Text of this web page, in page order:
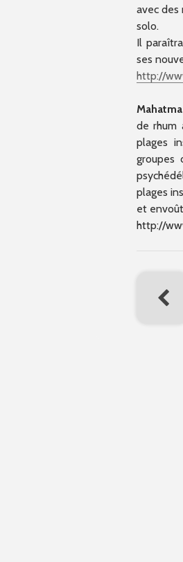
avec des
solo.
Il
ses
http://
de rhum
plages
groupes
plages
et
http://